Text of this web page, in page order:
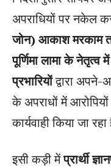
अपराधियों पर नकेल
जोन) आकाश मरकाम
पूर्णिमा लामा के नेतृत्व में
प्रभारियोंद्वारा अपने-
के अपराधों में
कार्यवाही किया जा
इसी कड़ी मेंप्रार्थी